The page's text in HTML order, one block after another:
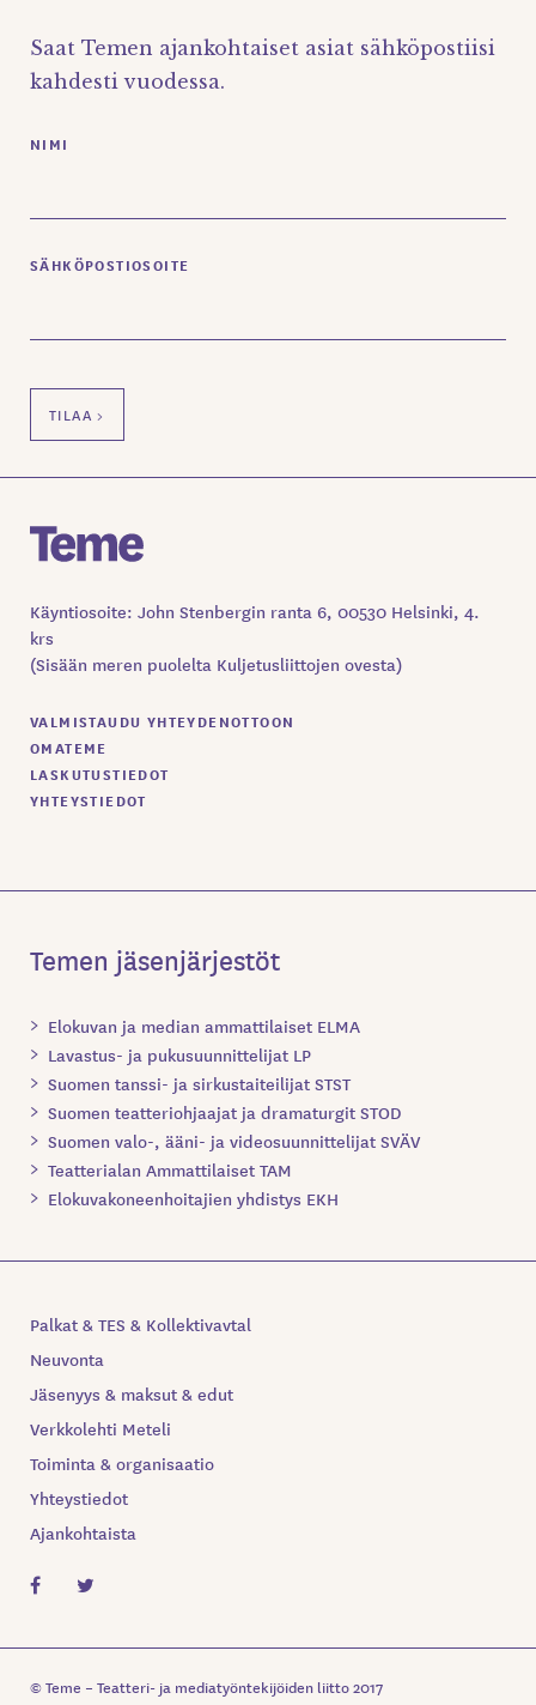
Saat Temen ajankohtaiset asiat sähköpostiisi
kahdesti vuodessa.
NIMI
SÄHKÖPOSTIOSOITE
Käyntiosoite: John Stenbergin ranta 6, 00530 Helsinki, 4.
krs
(Sisään meren puolelta Kuljetusliittojen ovesta)
VALMISTAUDU YHTEYDENOTTOON
OMATEME
LASKUTUSTIEDOT
YHTEYSTIEDOT
Temen jäsenjärjestöt
Elokuvan ja median ammattilaiset ELMA
Lavastus- ja pukusuunnittelijat LP
Suomen tanssi- ja sirkustaiteilijat STST
Suomen teatteriohjaajat ja dramaturgit STOD
Suomen valo-, ääni- ja videosuunnittelijat SVÄV
Teatterialan Ammattilaiset TAM
Elokuvakoneenhoitajien yhdistys EKH
Palkat & TES & Kollektivavtal
Neuvonta
Jäsenyys & maksut & edut
Verkkolehti Meteli
Toiminta & organisaatio
Yhteystiedot
Ajankohtaista
© Teme – Teatteri- ja mediatyöntekijöiden liitto 2017